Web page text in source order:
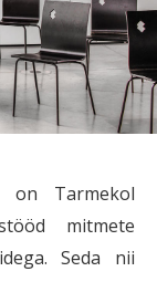
on Tarmekol
mitmete
Seda nii